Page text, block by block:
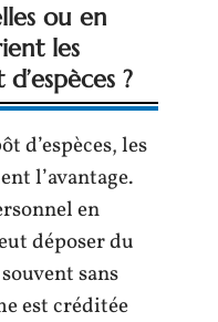
ou en
les
?
d’espèces, les
l’avantage.
en
déposer du
sans
est créditée